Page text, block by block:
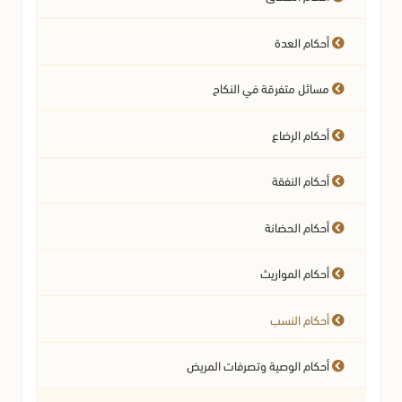
قضاء الفوائت
مسائل متفرقة في الصلاة
أحكام العدة
مسائل متفرقة في النكاح
أحكام الرضاع
أحكام النفقة
أحكام الحضانة
أحكام المواريث
أحكام النسب
أحكام الوصية وتصرفات المريض